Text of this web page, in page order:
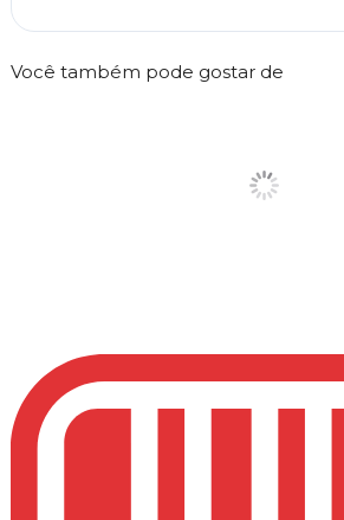
Você também pode gostar de